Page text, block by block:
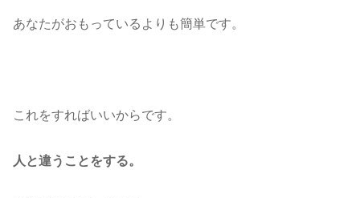
あなたがおもっているよりも簡単です。
これをすればいいからです。
人と違うことをする。